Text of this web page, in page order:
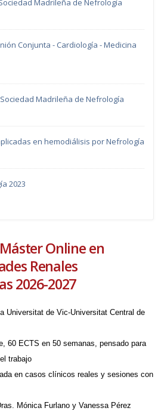
Madrileña de Nefrología
Conjunta - Cardiología - Medicina
Madrileña de Nefrología
en hemodiálisis por Nefrología
2023
Online en
Renales
2026-2027
Universitat de Vic-Universitat Central de
60 ECTS en 50 semanas, pensado para
trabajo
en casos clínicos reales y sesiones con
Mónica Furlano y Vanessa Pérez